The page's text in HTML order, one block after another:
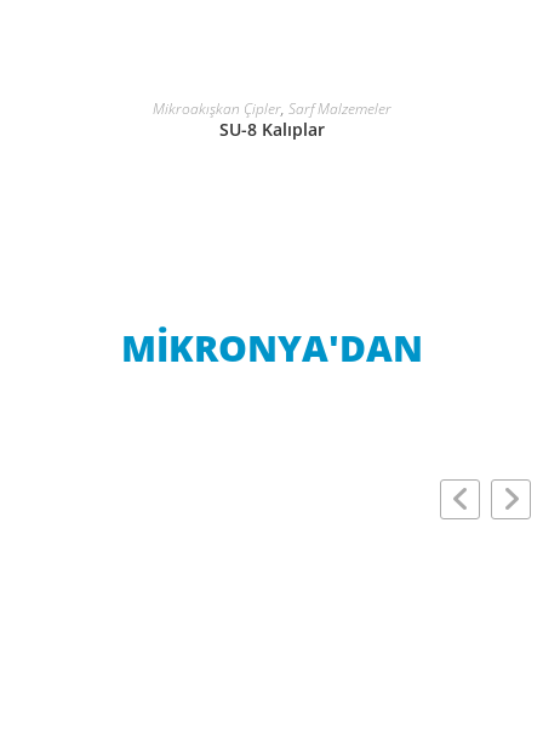
DEVAMINI OKU
Mikroakışkan Çipler, Sarf Malzemeler
SU-8 Kalıplar
MİKRONYA'DAN